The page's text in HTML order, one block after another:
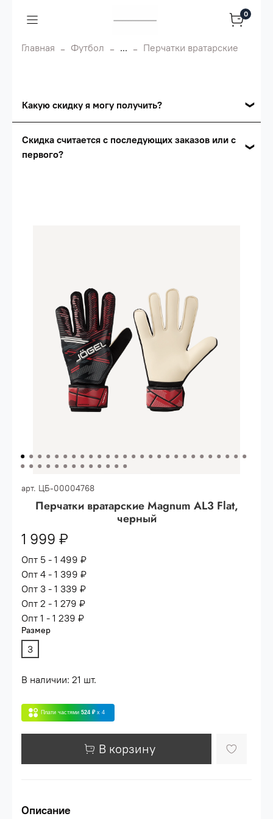
0
Главная Футбол ... Перчатки вратарские
Какую скидку я могу получить?
Сумма скидки зависит от стоимости вашего
(33%)- сумма всех заказов за 6 месяцев
80.000 рублей
(36%)- сумма всех заказов за 6 месяцев
200.000 рублей.
(38%) -сумма всех заказов за 6 месяцев -
400.000 рублей.
Скидка считается с последующих заказов или с
первого?
арт. ЦБ-00004768
Перчатки вратарские Magnum AL3 Flat,
черный
1 999 ₽
Опт 5 - 1 499 ₽
Опт 4 - 1 399 ₽
Опт 3 - 1 339 ₽
Опт 2 - 1 279 ₽
Опт 1 - 1 239 ₽
Размер
3
В наличии: 21 шт.
Плати частями 524 ₽ x 4
В корзину
Описание